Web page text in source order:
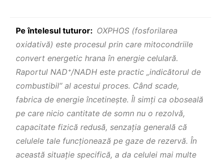
Pe întelesul tuturor: OXPHOS (fosforilarea
oxidativă) este procesul prin care mitocondriile
convert energetic hrana în energie celulară.
Raportul NAD⁺/NADH este practic „indicătorul de
combustibil” al acestui proces. Când scade,
fabrica de energie încetineşte. Îl simți ca oboseală
pe care nicio cantitate de somn nu o rezolvă,
capacitate fizică redusă, senzația generală că
celulele tale funcționează pe gaze de rezervă. În
această situație specifică, a da celulei mai multe